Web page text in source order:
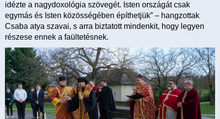
idézte a nagydoxológia szövegét. Isten országát csak
egymás és Isten közösségében építhetjük” – hangzottak
Csaba atya szavai, s arra biztatott mindenkit, hogy legyen
részese ennek a faültetésnek.